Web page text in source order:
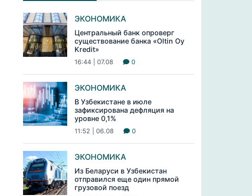
ЭКОНОМИКА
Центральный банк опроверг
существование банка «Oltin Oy
Kredit»
16:44 | 07.08 0
ЭКОНОМИКА
В Узбекистане в июле
зафиксирована дефляция на
уровне 0,1%
11:52 | 06.08 0
ЭКОНОМИКА
Из Беларуси в Узбекистан
отправился еще один прямой
грузовой поезд